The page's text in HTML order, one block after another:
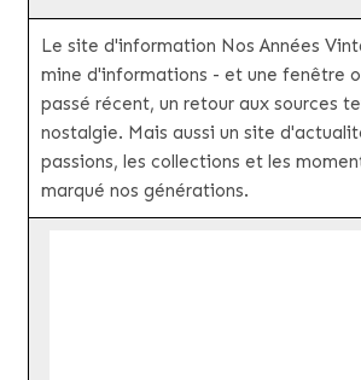
Le site d'information Nos Années
mine d'informations - et une fenêtre
passé récent, un retour aux sources
nostalgie. Mais aussi un site
passions, les collections et les
marqué nos générations.